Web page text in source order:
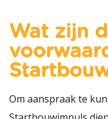
Wat zijn
Om aanspraak te